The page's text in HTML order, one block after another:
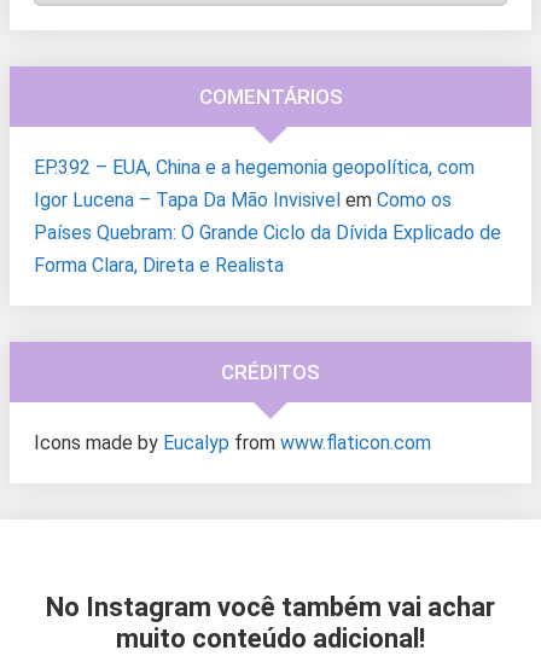
COMENTÁRIOS
EP.392 – EUA, China e a hegemonia geopolítica, com
Igor Lucena – Tapa Da Mão Invisivel em Como os
Países Quebram: O Grande Ciclo da Dívida Explicado de
Forma Clara, Direta e Realista
CRÉDITOS
Icons made by Eucalyp from www.flaticon.com
No Instagram você também vai achar
muito conteúdo adicional!